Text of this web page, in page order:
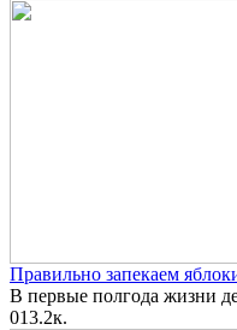
Правильно запекаем
В первые полгода жизни
013.2к.